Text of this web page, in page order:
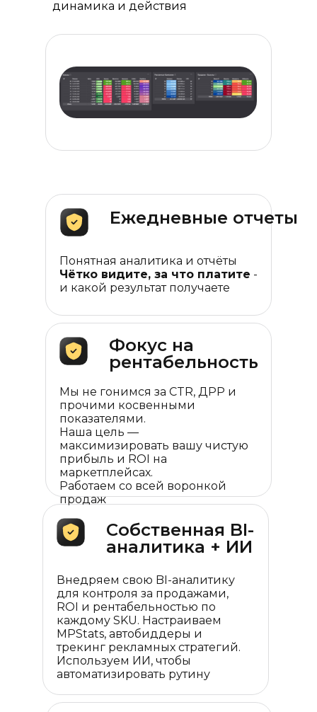
Проджект-менеджер берёт на
развитие стратегии: регулярно
обеспечивает прозрачную
коммуникацию на каждом этапе
картину и двигаться вперёд
не на ощущения
динамика и действия
Понятная аналитика и отчёты
Чётко видите, за что платите -
и какой результат получаете
Ежедневные отчеты
Мы не гонимся за CTR, ДРР и
прочими косвенными
показателями.
Наша цель —
максимизировать вашу чистую
прибыль и ROI на
маркетплейсах.
Работаем со всей воронкой
продаж
Фокус на
рентабельность
Внедряем свою BI-аналитику
для контроля за продажами,
ROI и рентабельностью по
каждому SKU. Настраиваем
MPStats, автобиддеры и
трекинг рекламных стратегий.
Используем ИИ, чтобы
автоматизировать рутину
Собственная BI-
аналитика + ИИ